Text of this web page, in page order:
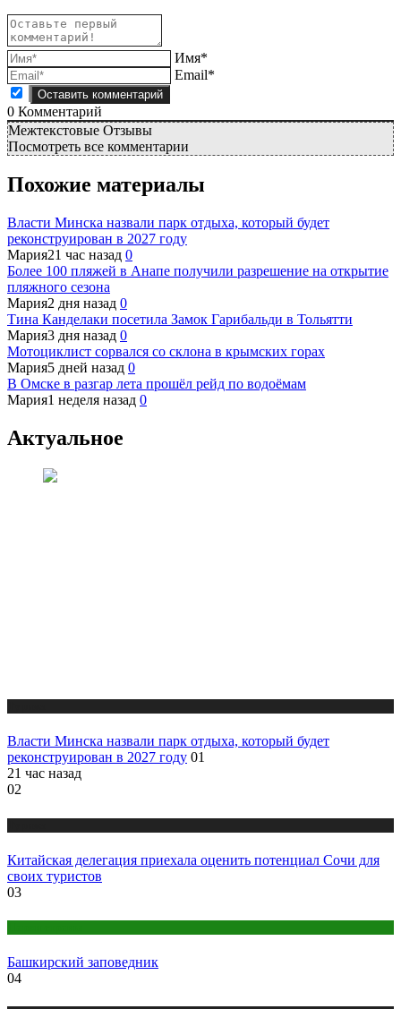
Имя*
Email*
0 Комментарий
Межтекстовые Отзывы
Посмотреть все комментарии
Похожие материалы
Власти Минска назвали парк отдыха, который будет
реконструирован в 2027 году
Мария21 час назад 0
Более 100 пляжей в Анапе получили разрешение на открытие
пляжного сезона
Мария2 дня назад 0
Тина Канделаки посетила Замок Гарибальди в Тольятти
Мария3 дня назад 0
Мотоциклист сорвался со склона в крымских горах
Мария5 дней назад 0
В Омске в разгар лета прошёл рейд по водоёмам
Мария1 неделя назад 0
Актуальное
Власти Минска назвали парк отдыха, который будет
реконструирован в 2027 году 01
21 час назад
02
Китайская делегация приехала оценить потенциал Сочи для
своих туристов
03
Башкирский заповедник
04